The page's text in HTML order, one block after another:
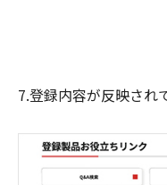
7.登録内容が反映され